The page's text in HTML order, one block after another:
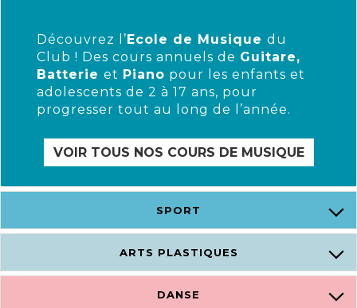
Découvrez l’Ecole de Musique du
Club ! Des cours annuels de Guitare,
Batterie et Piano pour les enfants et
adolescents de 2 à 17 ans, pour
progresser tout au long de l’année.
VOIR TOUS NOS COURS DE MUSIQUE
SPORT
ARTS PLASTIQUES
DANSE